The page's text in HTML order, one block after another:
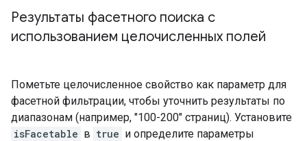
Результаты фасетного поиска с
использованием целочисленных полей
Пометьте целочисленное свойство как параметр для
фасетной фильтрации, чтобы уточнить результаты по
диапазонам (например, "100-200" страниц). Установите
isFacetable в true и определите параметры